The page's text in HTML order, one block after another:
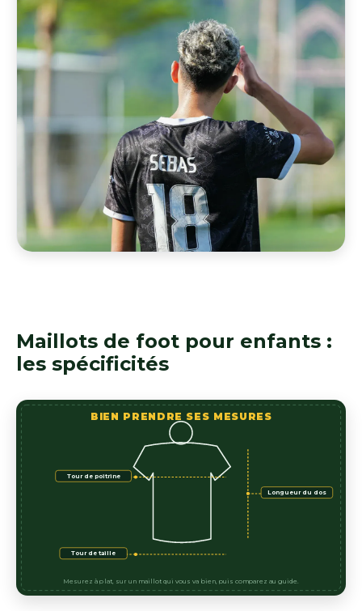
Maillots de foot pour enfants :
les spécificités
BIEN PRENDRE SES MESURES
Tour de poitrine
Tour de taille
Longueur du dos
Mesurez à plat, sur un maillot qui vous va bien, puis comparez au guide.